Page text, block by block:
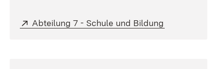
Extern:
Abteilung 7 - Schule und Bildung